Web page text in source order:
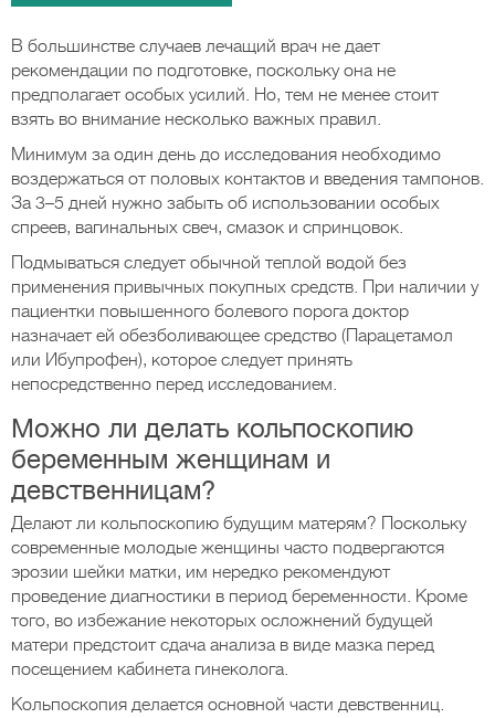
В большинстве случаев лечащий врач не дает
рекомендации по подготовке, поскольку она не
предполагает особых усилий. Но, тем не менее стоит
взять во внимание несколько важных правил.
Минимум за один день до исследования необходимо
воздержаться от половых контактов и введения тампонов.
За 3–5 дней нужно забыть об использовании особых
спреев, вагинальных свеч, смазок и спринцовок.
Подмываться следует обычной теплой водой без
применения привычных покупных средств. При наличии у
пациентки повышенного болевого порога доктор
назначает ей обезболивающее средство (Парацетамол
или Ибупрофен), которое следует принять
непосредственно перед исследованием.
Можно ли делать кольпоскопию
беременным женщинам и
девственницам?
Делают ли кольпоскопию будущим матерям? Поскольку
современные молодые женщины часто подвергаются
эрозии шейки матки, им нередко рекомендуют
проведение диагностики в период беременности. Кроме
того, во избежание некоторых осложнений будущей
матери предстоит сдача анализа в виде мазка перед
посещением кабинета гинеколога.
Кольпоскопия делается основной части девственниц.